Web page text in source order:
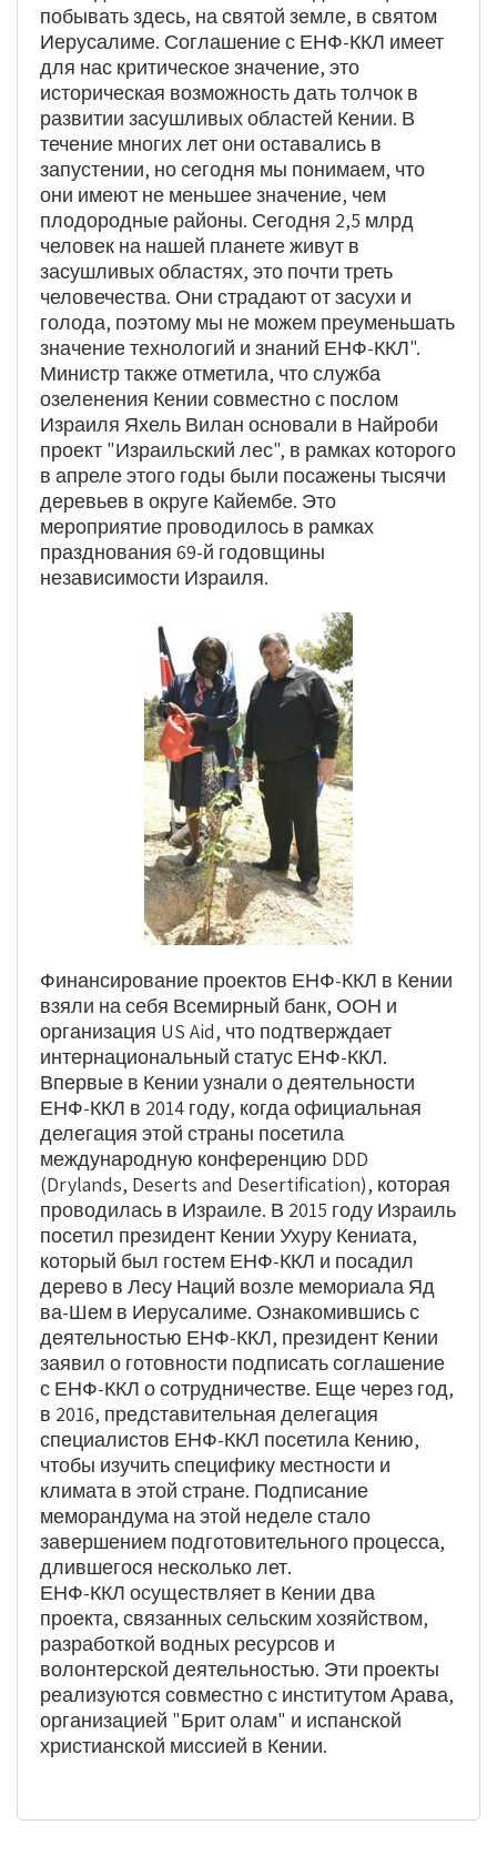
побывать здесь, на святой земле, в святом
Иерусалиме. Соглашение с ЕНФ-ККЛ имеет
для нас критическое значение, это
историческая возможность дать толчок в
развитии засушливых областей Кении. В
течение многих лет они оставались в
запустении, но сегодня мы понимаем, что
они имеют не меньшее значение, чем
плодородные районы. Сегодня 2,5 млрд
человек на нашей планете живут в
засушливых областях, это почти треть
человечества. Они страдают от засухи и
голода, поэтому мы не можем преуменьшать
значение технологий и знаний ЕНФ-ККЛ".
Министр также отметила, что служба
озеленения Кении совместно с послом
Израиля Яхель Вилан основали в Найроби
проект "Израильский лес", в рамках которого
в апреле этого годы были посажены тысячи
деревьев в округе Кайембе. Это
мероприятие проводилось в рамках
празднования 69-й годовщины
независимости Израиля.
Финансирование проектов ЕНФ-ККЛ в Кении
взяли на себя Всемирный банк, ООН и
организация US Aid, что подтверждает
интернациональный статус ЕНФ-ККЛ.
Впервые в Кении узнали о деятельности
ЕНФ-ККЛ в 2014 году, когда официальная
делегация этой страны посетила
международную конференцию DDD
(Drylands, Deserts and Desertification), которая
проводилась в Израиле. В 2015 году Израиль
посетил президент Кении Ухуру Кениата,
который был гостем ЕНФ-ККЛ и посадил
дерево в Лесу Наций возле мемориала Яд
ва-Шем в Иерусалиме. Ознакомившись с
деятельностью ЕНФ-ККЛ, президент Кении
заявил о готовности подписать соглашение
с ЕНФ-ККЛ о сотрудничестве. Еще через год,
в 2016, представительная делегация
специалистов ЕНФ-ККЛ посетила Кению,
чтобы изучить специфику местности и
климата в этой стране. Подписание
меморандума на этой неделе стало
завершением подготовительного процесса,
длившегося несколько лет.
ЕНФ-ККЛ осуществляет в Кении два
проекта, связанных сельским хозяйством,
разработкой водных ресурсов и
волонтерской деятельностью. Эти проекты
реализуются совместно с институтом Арава,
организацией "Брит олам" и испанской
христианской миссией в Кении.